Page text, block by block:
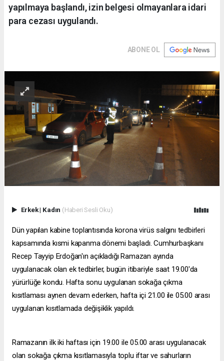
yapılmaya başlandı, izin belgesi olmayanlara idari
para cezası uygulandı.
ABONE OL
Erkek| Kadın (Haberi Sesli Oku)
Dün yapılan kabine toplantısında korona virüs salgını tedbirleri
kapsamında kısmi kapanma dönemi başladı. Cumhurbaşkanı
Recep Tayyip Erdoğan'ın açıkladığı Ramazan ayında
uygulanacak olan ek tedbirler, bugün itibariyle saat 19.00'da
yürürlüğe kondu. Hafta sonu uygulanan sokağa çıkma
kısıtlaması aynen devam ederken, hafta içi 21.00 ile 05.00 arası
uygulanan kısıtlamada değişiklik yapıldı.
Ramazanın ilk iki haftası için 19.00 ile 05.00 arası uygulanacak
olan sokağa çıkma kısıtlamasıyla toplu iftar ve sahurların